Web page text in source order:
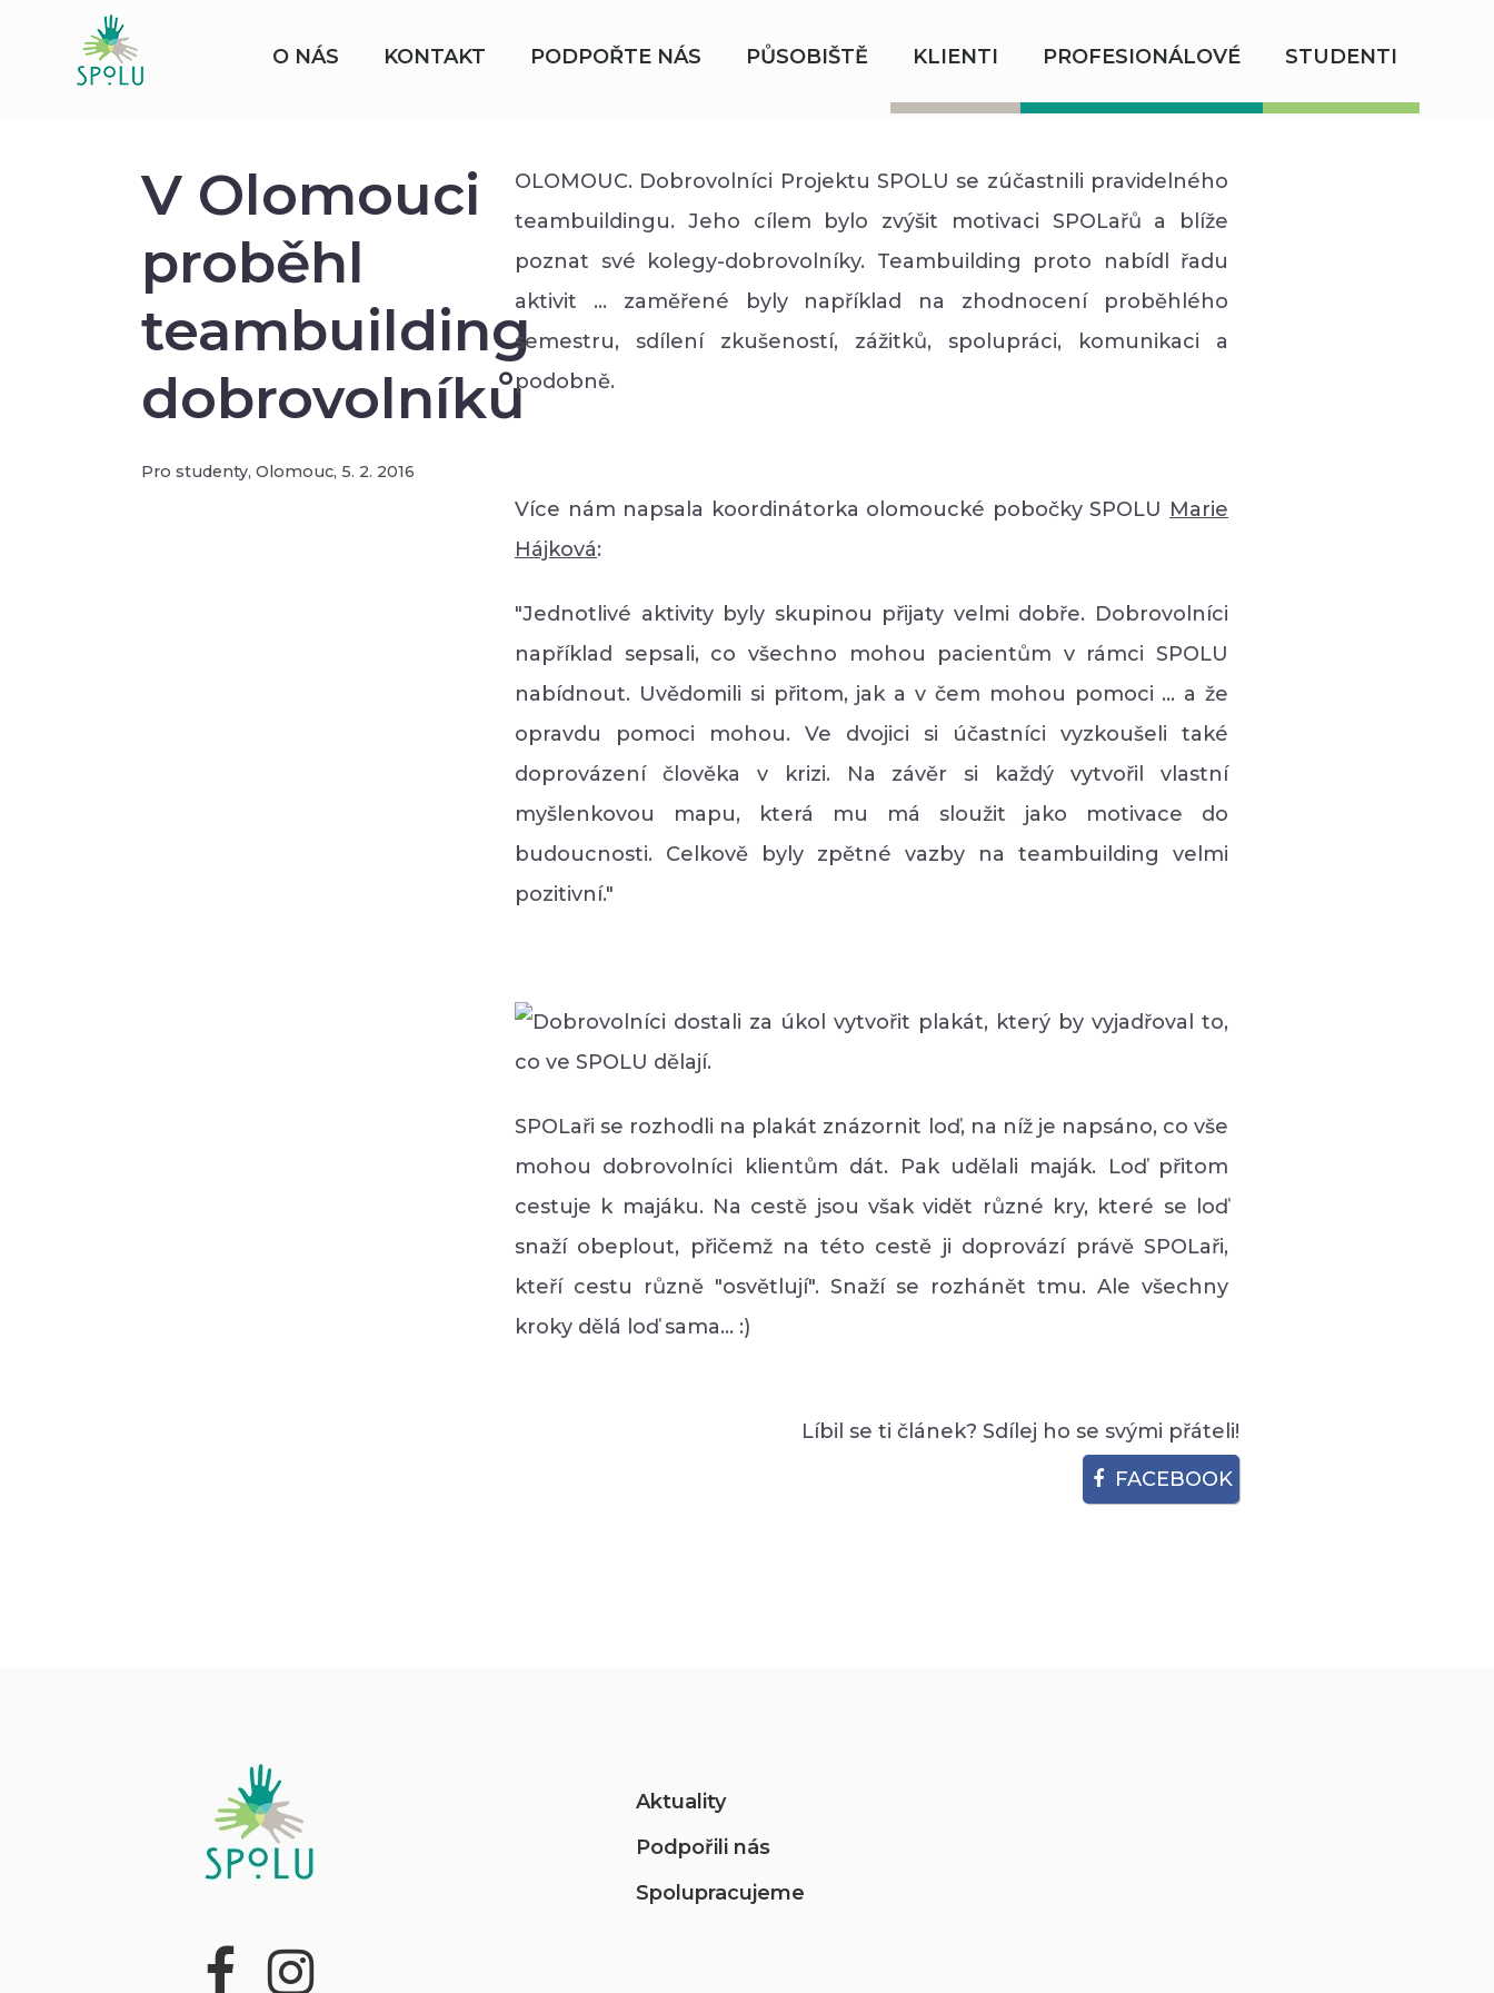
O NÁS KONTAKT PODPOŘTE NÁS PŮSOBIŠTĚ KLIENTI PROFESIONÁLOVÉ STUDENTI
V Olomouci
proběhl
teambuilding
dobrovolníků
Pro studenty, Olomouc, 5. 2. 2016
OLOMOUC. Dobrovolníci Projektu SPOLU se zúčastnili pravidelného
teambuildingu. Jeho cílem bylo zvýšit motivaci SPOLařů a blíže
poznat své kolegy-dobrovolníky. Teambuilding proto nabídl řadu
aktivit ... zaměřené byly například na zhodnocení proběhlého
semestru, sdílení zkušeností, zážitků, spolupráci, komunikaci a
podobně.
Více nám napsala koordinátorka olomoucké pobočky SPOLU Marie
Hájková:
"Jednotlivé aktivity byly skupinou přijaty velmi dobře. Dobrovolníci
například sepsali, co všechno mohou pacientům v rámci SPOLU
nabídnout. Uvědomili si přitom, jak a v čem mohou pomoci ... a že
opravdu pomoci mohou. Ve dvojici si účastníci vyzkoušeli také
doprovázení člověka v krizi. Na závěr si každý vytvořil vlastní
myšlenkovou mapu, která mu má sloužit jako motivace do
budoucnosti. Celkově byly zpětné vazby na teambuilding velmi
pozitivní."
SPOLaři se rozhodli na plakát znázornit loď, na níž je napsáno, co vše
mohou dobrovolníci klientům dát. Pak udělali maják. Loď přitom
cestuje k majáku. Na cestě jsou však vidět různé kry, které se loď
snaží obeplout, přičemž na této cestě ji doprovází právě SPOLaři,
kteří cestu různě "osvětlují". Snaží se rozhánět tmu. Ale všechny
kroky dělá loď sama... :)
Líbil se ti článek? Sdílej ho se svými přáteli!
FACEBOOK
Aktuality
Podpořili nás
Spolupracujeme